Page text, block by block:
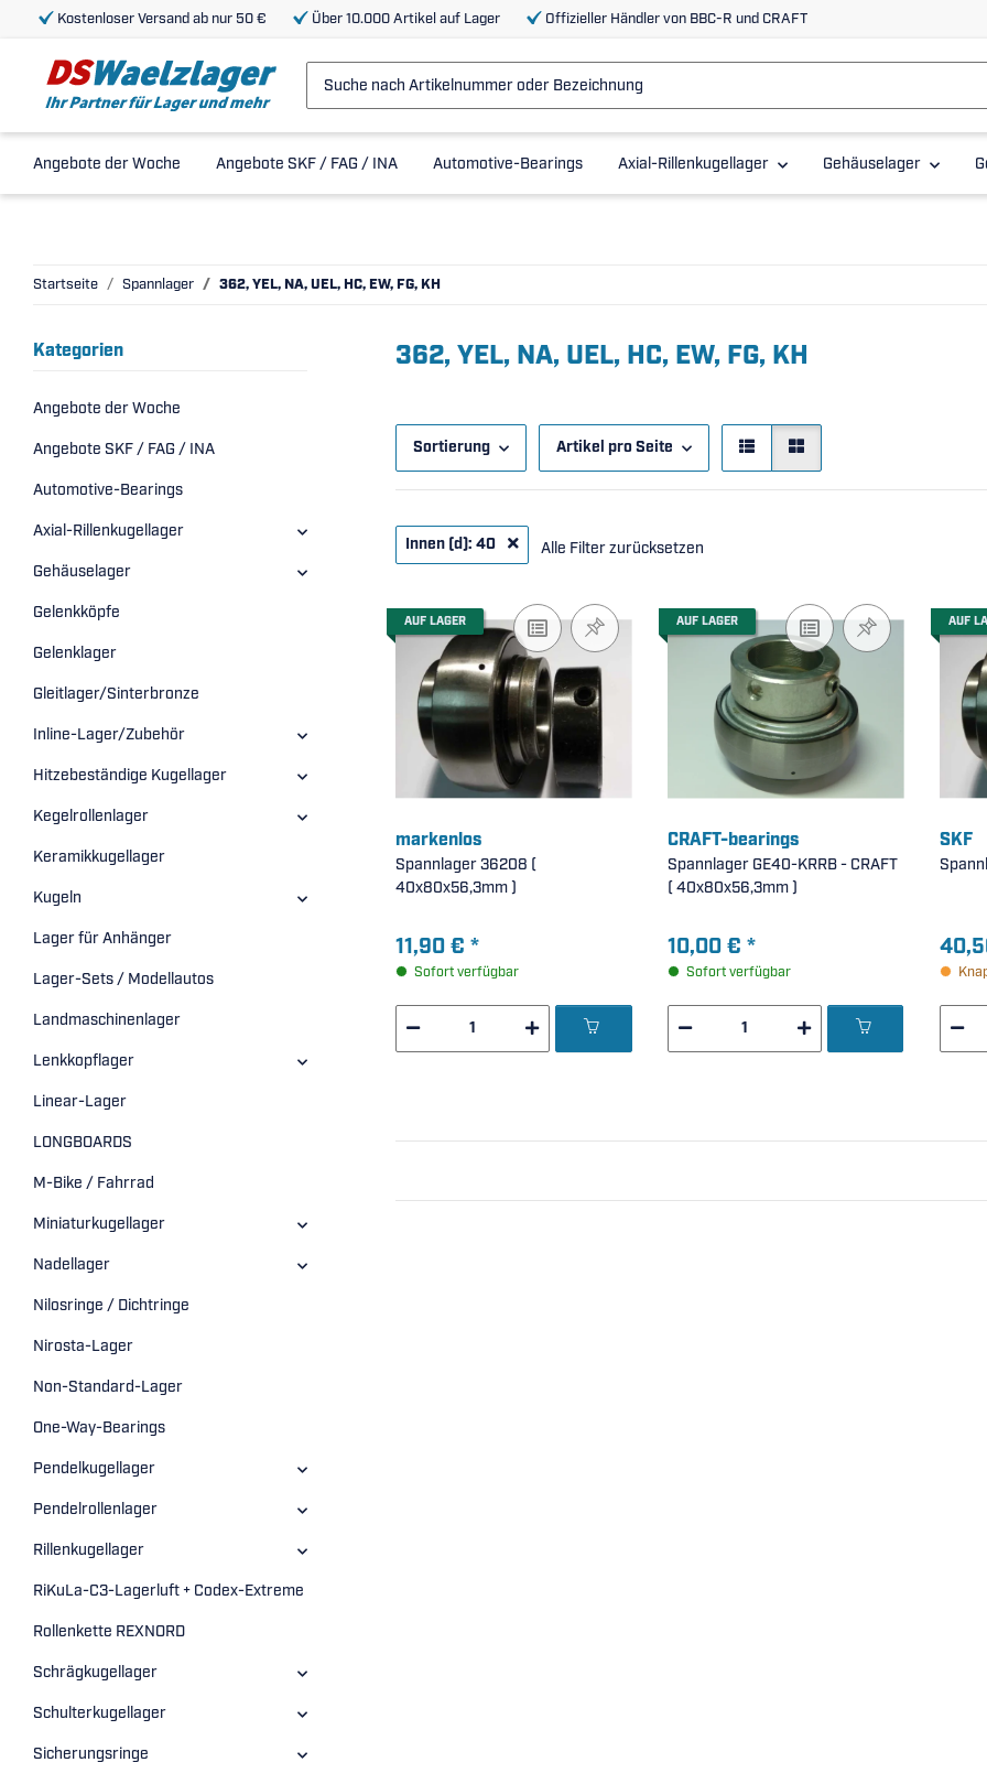
Kostenloser Versand ab nur 50 € Über 10.000 Artikel auf Lager Offizieller Händler von BBC-R und CRAFT
Angebote der Woche Angebote SKF / FAG / INA Automotive-Bearings Axial-Rillenkugellager Gehäuselager
Startseite Spannlager 362, YEL, NA, UEL, HC, EW, FG, KH
362, YEL, NA, UEL, HC, EW, FG, KH
Sortierung Artikel pro Seite
Innen (d): 40 Alle Filter zurücksetzen
AUF LAGER
markenlos
Spannlager 36208 (
40x80x56,3mm )
11,90 € *
Sofort verfügbar
AUF LAGER
CRAFT-bearings
Spannlager GE40-KRRB - CRAFT
( 40x80x56,3mm )
10,00 € *
Sofort verfügbar
AUF
SKF
Kategorien
Angebote der Woche
Angebote SKF / FAG / INA
Automotive-Bearings
Axial-Rillenkugellager
Gehäuselager
Gelenkköpfe
Gelenklager
Gleitlager/Sinterbronze
Inline-Lager/Zubehör
Hitzebeständige Kugellager
Kegelrollenlager
Keramikkugellager
Kugeln
Lager für Anhänger
Lager-Sets / Modellautos
Landmaschinenlager
Lenkkopflager
Linear-Lager
LONGBOARDS
M-Bike / Fahrrad
Miniaturkugellager
Nadellager
Nilosringe / Dichtringe
Nirosta-Lager
Non-Standard-Lager
One-Way-Bearings
Pendelkugellager
Pendelrollenlager
Rillenkugellager
RiKuLa-C3-Lagerluft + Codex-Extreme
Rollenkette REXNORD
Schrägkugellager
Schulterkugellager
Sicherungsringe